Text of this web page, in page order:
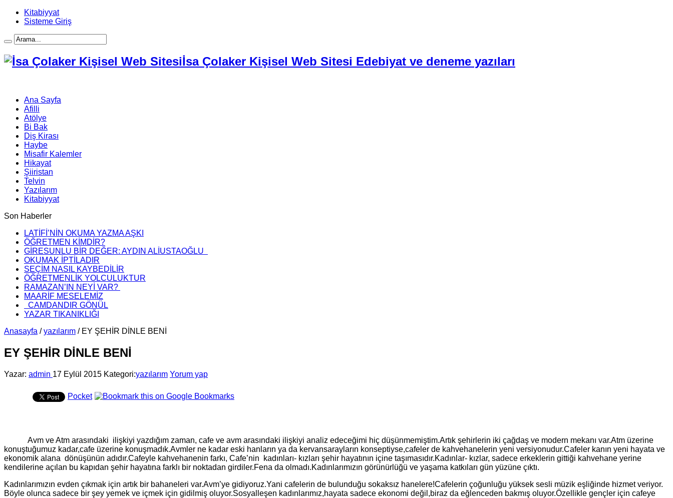
Kitabiyyat
Sisteme Giriş
İsa Çolaker Kişisel Web Sitesi Edebiyat ve deneme yazıları
Ana Sayfa
Afilli
Atölye
Bi Bak
Diş Kirası
Haybe
Misafir Kalemler
Hikayat
Şiiristan
Telvin
Yazılarım
Kitabiyyat
Son Haberler
LATİFİ’NİN OKUMA YAZMA AŞKI
ÖĞRETMEN KİMDİR?
GİRESUNLU BİR DEĞER: AYDIN ALİUSTAOĞLU
OKUMAK İPTİLADIR
SEÇİM NASIL KAYBEDİLİR
ÖĞRETMENLİK YOLCULUKTUR
RAMAZAN’IN NEYİ VAR?
MAARİF MESELEMİZ
CAMDANDIR GÖNÜL
YAZAR TIKANIKLIĞI
Anasayfa /yazılarım / EY ŞEHİR DİNLE BENİ
EY ŞEHİR DİNLE BENİ
Yazar: admin 17 Eylül 2015 Kategori:yazılarım Yorum yap
Pocket
Avm ve Atm arasındaki ilişkiyi yazdığım zaman, cafe ve avm arasındaki ilişkiyi analiz edeceğimi hiç düşünmemiştim.Artık şehirlerin iki çağdaş ve modern mekanı var.Atm üzerine
konuştuğumuz kadar,cafe üzerine konuşmadık.Avmler ne kadar eski hanların ya da kervansarayların konseptiyse,cafeler de kahvehanelerin yeni versiyonudur.Cafeler kanın yeni hayata ve
ekonomik alana dönüşünün adıdır.Cafeyle kahvehanenin farkı, Cafe’nin kadınları- kızları şehir hayatının içine taşımasıdır.Kadınlar- kızlar, sadece erkeklerin gittiği kahvehane yerine
kendilerine açılan bu kapıdan şehir hayatına farklı bir noktadan girdiler.Fena da olmadı.Kadınlarımızın görünürlüğü ve yaşama katkıları gün yüzüne çıktı.
Kadınlarımızın evden çıkmak için artık bir bahaneleri var.Avm’ye gidiyoruz.Yani cafelerin de bulunduğu sokaksız hanelere!Cafelerin çoğunluğu yüksek sesli müzik eşliğinde hizmet veriyor.
Böyle olunca sadece bir şey yemek ve içmek için gidilmiş oluyor.Sosyalleşen kadınlarımız,hayata sadece ekonomi değil,biraz da eğlenceden bakmış oluyor.Özellikle gençler için cafeye